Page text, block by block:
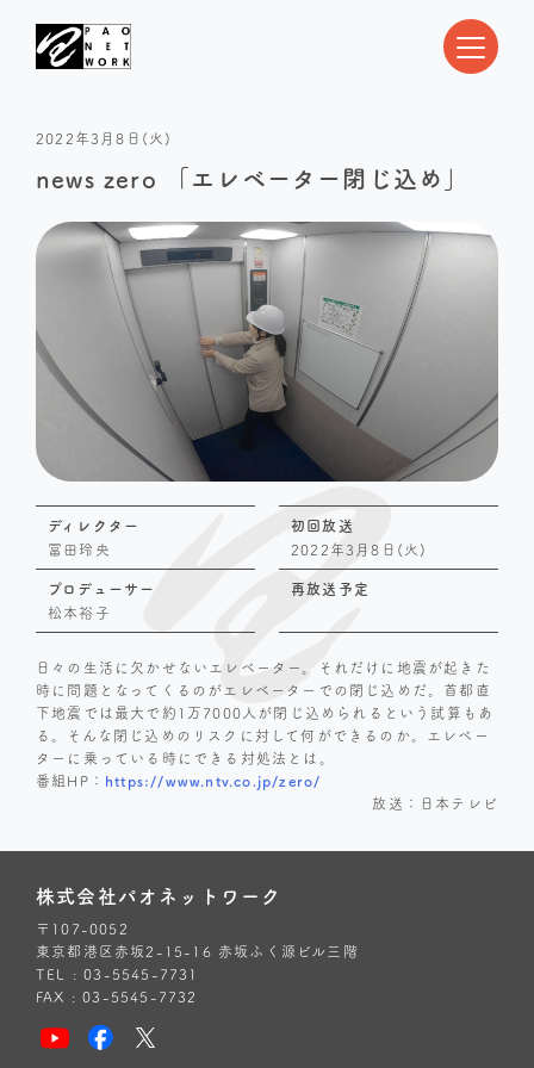
2022年3月8日(火)
news zero 「エレベーター閉じ込め」
ディレクター
冨田玲央
初回放送
2022年3月8日(火)
プロデューサー
松本裕子
再放送予定
日々の生活に欠かせないエレベーター。それだけに地震が起きた
時に問題となってくるのがエレベーターでの閉じ込めだ。首都直
下地震では最大で約1万7000人が閉じ込められるという試算もあ
る。そんな閉じ込めのリスクに対して何ができるのか。エレベー
ターに乗っている時にできる対処法とは。
番組HP：
https://www.ntv.co.jp/zero/
放送：日本テレビ
株式会社パオネットワーク
〒107-0052
東京都港区赤坂2-15-16 赤坂ふく源ビル三階
TEL : 03-5545-7731
FAX : 03-5545-7732